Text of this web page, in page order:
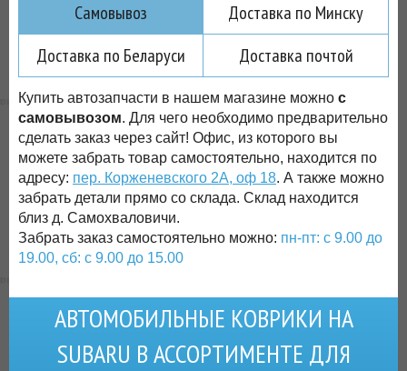
Самовывоз
Доставка по Минску
Доставка по Беларуси
Доставка почтой
Купить автозапчасти в нашем магазине можно с
самовывозом. Для чего необходимо предварительно
сделать заказ через сайт! Офис, из которого вы
можете забрать товар самостоятельно, находится по
адресу: пер. Корженевского 2А, оф 18. А также можно
забрать детали прямо со склада. Склад находится
близ д. Самохваловичи.
Забрать заказ самостоятельно можно: пн-пт: с 9.00 до
19.00, сб: с 9.00 до 15.00
АВТОМОБИЛЬНЫЕ КОВРИКИ НА
SUBARU В АССОРТИМЕНТЕ ДЛЯ